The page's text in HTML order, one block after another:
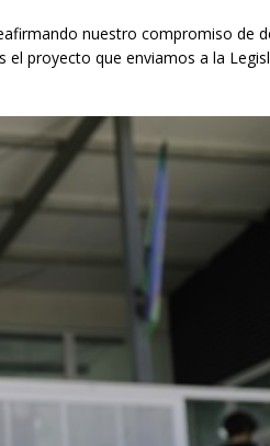
nuestro compromiso de
el proyecto que enviamos a la